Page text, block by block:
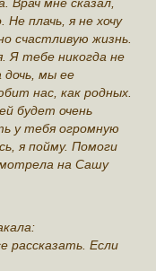
плачь, я не хочу
счастливую жизнь.
Я тебе никогда не
дочь, мы ее
нас, как родных.
будет очень
у тебя огромную
я пойму. Помоги
на Сашу
рассказать. Если